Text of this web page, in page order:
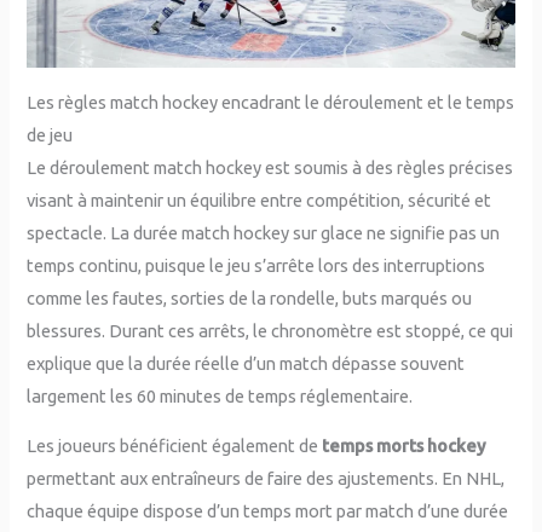
Les règles match hockey encadrant le déroulement et le temps
de jeu
Le déroulement match hockey est soumis à des règles précises
visant à maintenir un équilibre entre compétition, sécurité et
spectacle. La durée match hockey sur glace ne signifie pas un
temps continu, puisque le jeu s’arrête lors des interruptions
comme les fautes, sorties de la rondelle, buts marqués ou
blessures. Durant ces arrêts, le chronomètre est stoppé, ce qui
explique que la durée réelle d’un match dépasse souvent
largement les 60 minutes de temps réglementaire.
Les joueurs bénéficient également de temps morts hockey
permettant aux entraîneurs de faire des ajustements. En NHL,
chaque équipe dispose d’un temps mort par match d’une durée